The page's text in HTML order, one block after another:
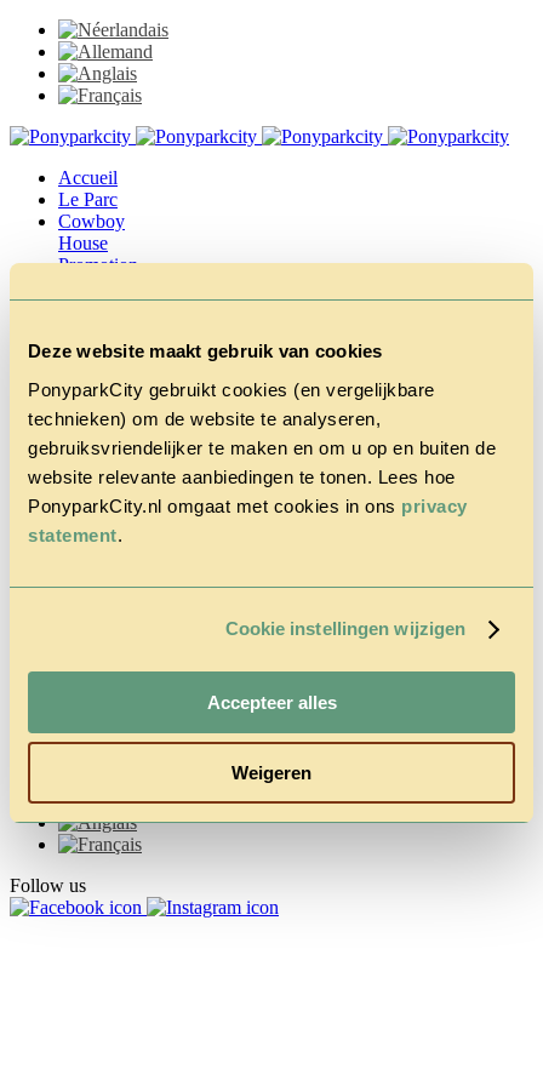
Deze website maakt gebruik van cookies
PonyparkCity gebruikt cookies (en vergelijkbare
technieken) om de website te analyseren,
gebruiksvriendelijker te maken en om u op en buiten de
website relevante aanbiedingen te tonen. Lees hoe
PonyparkCity.nl omgaat met cookies in ons privacy
statement.
Cookie instellingen wijzigen
Accepteer alles
Weigeren
Accueil
Le Parc
Cowboy
House
Promotion
Tarifs &
Follow us